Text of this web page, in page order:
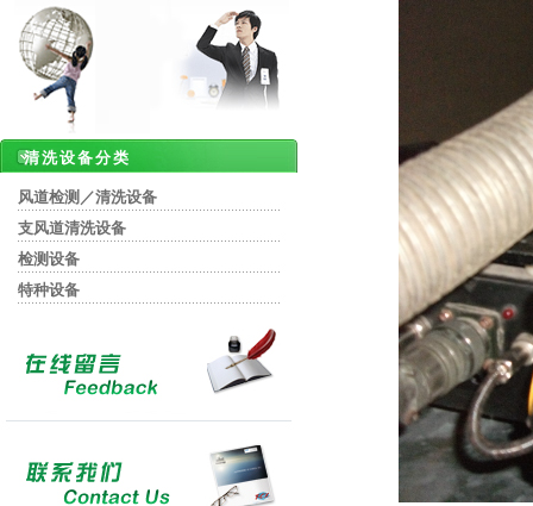
清洗设备分类
风道检测／清洗设备
支风道清洗设备
检测设备
特种设备